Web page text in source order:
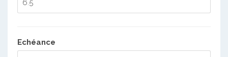
Echéance